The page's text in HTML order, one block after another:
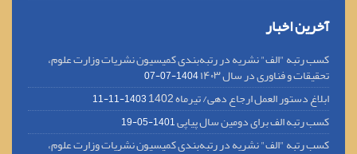
آخرین اخبار
کسب رتبه "الف" نشریه در رتبه‌بندی کمیسیون نشریات وزارت علوم،
تحقیقات و فناوری در سال ۱۴۰۳ 1404-07-07
ابلاغ دستور العمل ارجاع دهی/ تیرماه 1402 1403-11-11
کسب رتبه الف برای دومین سال پیاپی1401-05-19
کسب رتبه "الف" نشریه در رتبه‌بندی کمیسیون نشریات وزارت علوم،